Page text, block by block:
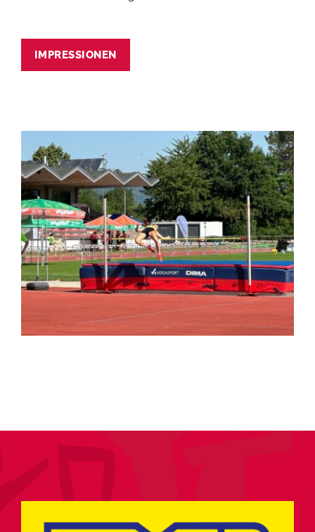
IMPRESSIONEN